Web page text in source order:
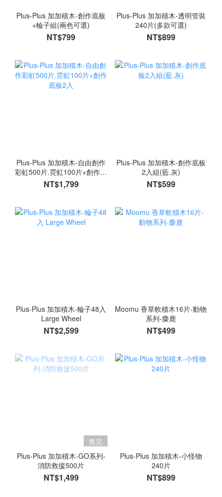
Plus-Plus 加加積木-創作底板
+輪子組(兩色可選)
NT$799
Plus-Plus 加加積木-透明管裝
240片(多款可選)
NT$899
Plus-Plus 加加積木-自由創作
彩虹500片.霓虹100片+創作底
板2入
NT$1,799
Plus-Plus 加加積木-創作底板
2入組(藍.灰)
NT$599
Plus-Plus 加加積木-輪子48入
Large Wheel
NT$2,599
Moomu 香草軟積木16片-動物
系列-麋鹿
NT$499
售完
Plus-Plus 加加積木-GO系列-
消防救援500片
NT$1,499
Plus-Plus 加加積木-小怪物
240片
NT$899